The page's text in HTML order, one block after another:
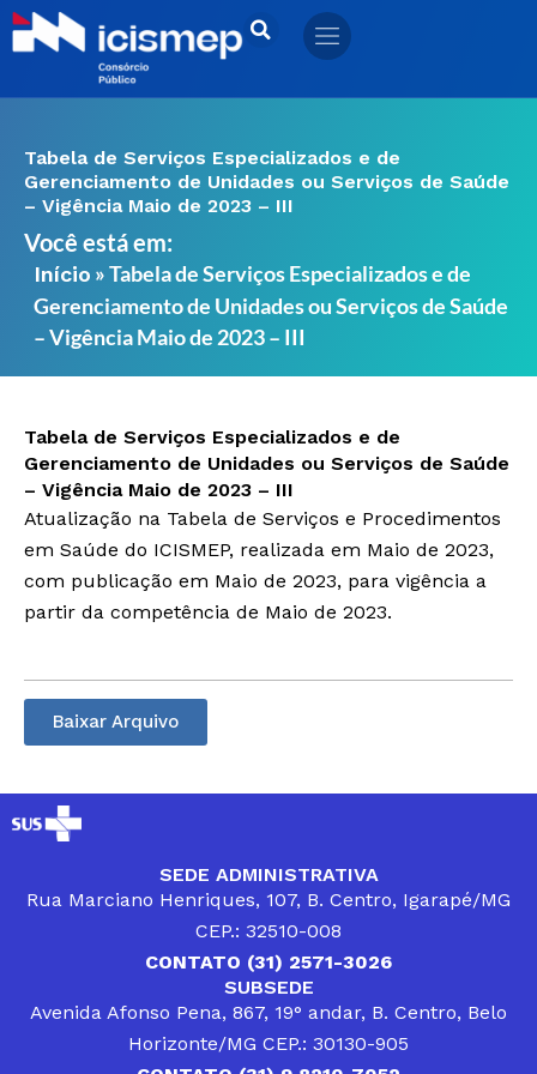
Ir
para
Tabela de Serviços Especializados e de
Gerenciamento de Unidades ou Serviços de Saúde
– Vigência Maio de 2023 – III
Você está em:
Início »Tabela de Serviços Especializados e de
Gerenciamento de Unidades ou Serviços de Saúde
– Vigência Maio de 2023 – III
Tabela de Serviços Especializados e de
Gerenciamento de Unidades ou Serviços de Saúde
– Vigência Maio de 2023 – III
Atualização na Tabela de Serviços e Procedimentos
em Saúde do ICISMEP, realizada em Maio de 2023,
com publicação em Maio de 2023, para vigência a
partir da competência de Maio de 2023.
Baixar Arquivo
SEDE ADMINISTRATIVA
Rua Marciano Henriques, 107, B. Centro, Igarapé/MG
CEP.: 32510-008
CONTATO (31) 2571-3026
SUBSEDE
Avenida Afonso Pena, 867, 19° andar, B. Centro, Belo
Horizonte/MG CEP.: 30130-905